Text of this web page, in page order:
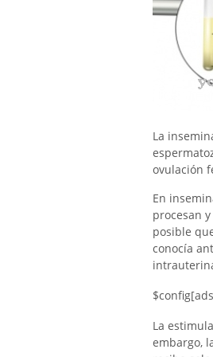
La
ovulación
En
procesan
posible
conocía
La
embargo,